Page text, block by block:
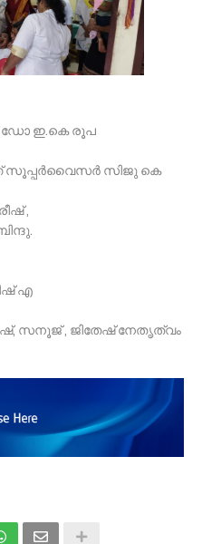
ഡോ ഇ.കെ രൂപ
സൂപ്പർവൈസർ സിജു കെ
,
എ
സനൂജ് , ജിതേഷ് നേതൃത്വം